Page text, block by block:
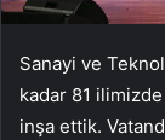
Sanayi ve
kadar 81
inşa ettik.